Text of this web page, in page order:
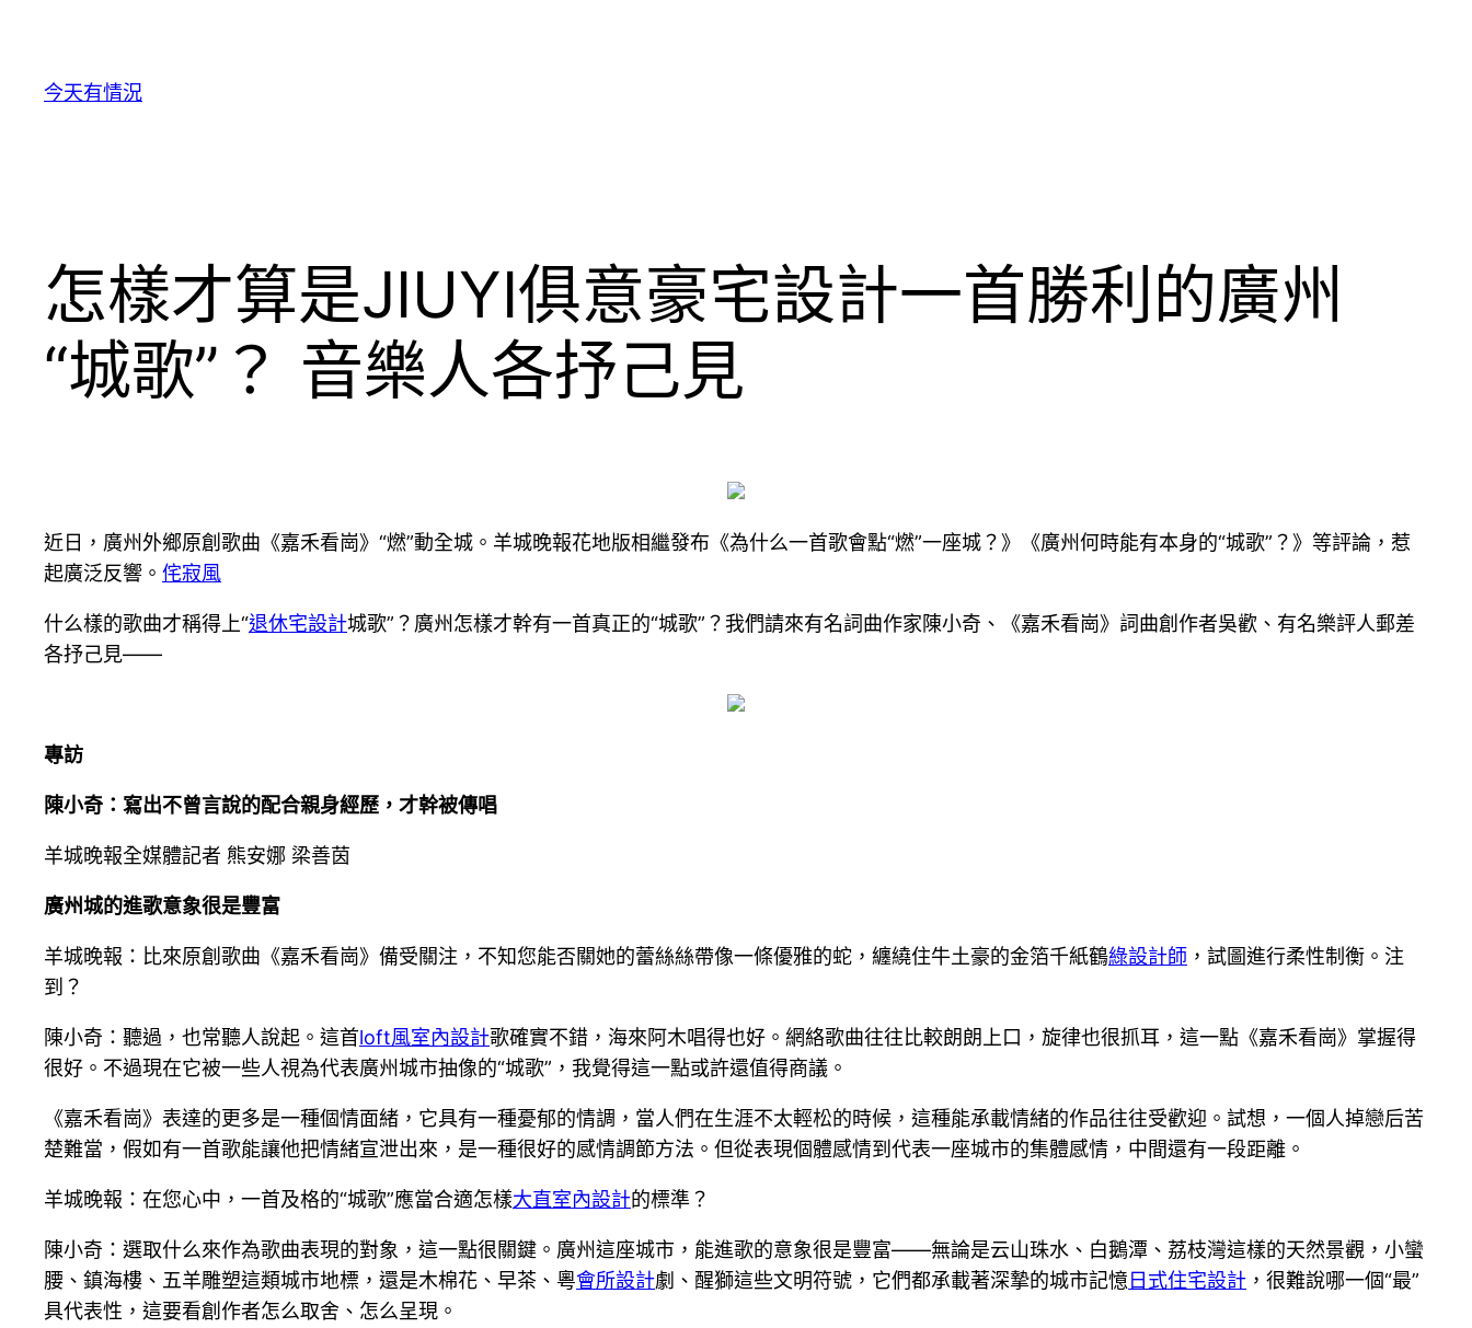
今天有情況
怎樣才算是JIUYI俱意豪宅設計一首勝利的廣州
“城歌”？ 音樂人各抒己見
近日，廣州外鄉原創歌曲《嘉禾看崗》“燃”動全城。羊城晚報花地版相繼發布《為什么一首歌會點“燃”一座城？》《廣州何時能有本身的“城歌”？》等評論，惹
起廣泛反響。 侘寂風
什么樣的歌曲才稱得上“退休宅設計城歌”？廣州怎樣才幹有一首真正的“城歌”？我們請來有名詞曲作家陳小奇、《嘉禾看崗》詞曲創作者吳歡、有名樂評人郵差
各抒己見——
專訪
陳小奇：寫出不曾言說的配合親身經歷，才幹被傳唱
羊城晚報全媒體記者 熊安娜 梁善茵
廣州城的進歌意象很是豐富
羊城晚報：比來原創歌曲《嘉禾看崗》備受關注，不知您能否關她的蕾絲絲帶像一條優雅的蛇，纏繞住牛土豪的金箔千紙鶴綠設計師 ，試圖進行柔性制衡。注
到？
陳小奇：聽過，也常聽人說起。這首loft風室內設計歌確實不錯，海來阿木唱得也好。網絡歌曲往往比較朗朗上口，旋律也很抓耳，這一點《嘉禾看崗》掌握得
很好。不過現在它被一些人視為代表廣州城市抽像的“城歌”，我覺得這一點或許還值得商議。
《嘉禾看崗》表達的更多是一種個情面緒，它具有一種憂郁的情調，當人們在生涯不太輕松的時候，這種能承載情緒的作品往往受歡迎。試想，一個人掉戀后苦
楚難當，假如有一首歌能讓他把情緒宣泄出來，是一種很好的感情調節方法。但從表現個體感情到代表一座城市的集體感情，中間還有一段距離。
羊城晚報：在您心中，一首及格的“城歌”應當合適怎樣大直室內設計的標準？
陳小奇：選取什么來作為歌曲表現的對象，這一點很關鍵。廣州這座城市，能進歌的意象很是豐富——無論是云山珠水、白鵝潭、荔枝灣這樣的天然景觀，小蠻
腰、鎮海樓、五羊雕塑這類城市地標，還是木棉花、早茶、粵會所設計劇、醒獅這些文明符號，它們都承載著深摯的城市記憶 日式住宅設計 ，很難說哪一個“最”
具代表性，這要看創作者怎么取舍、怎么呈現。